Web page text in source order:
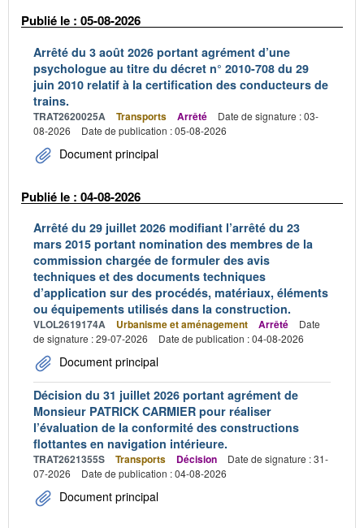
Publié le : 05-08-2026
Arrêté du 3 août 2026 portant agrément d’une
psychologue au titre du décret n° 2010-708 du 29
juin 2010 relatif à la certification des conducteurs de
trains.
TRAT2620025A Transports Arrêté
Date de signature : 03-
08-2026
Date de publication : 05-08-2026
Document principal
Publié le : 04-08-2026
Arrêté du 29 juillet 2026 modifiant l’arrêté du 23
mars 2015 portant nomination des membres de la
commission chargée de formuler des avis
techniques et des documents techniques
d’application sur des procédés, matériaux, éléments
ou équipements utilisés dans la construction.
VLOL2619174A Urbanisme et aménagement Arrêté
Date
de signature : 29-07-2026
Date de publication : 04-08-2026
Document principal
Décision du 31 juillet 2026 portant agrément de
Monsieur PATRICK CARMIER pour réaliser
l’évaluation de la conformité des constructions
flottantes en navigation intérieure.
TRAT2621355S Transports Décision
Date de signature : 31-
07-2026
Date de publication : 04-08-2026
Document principal